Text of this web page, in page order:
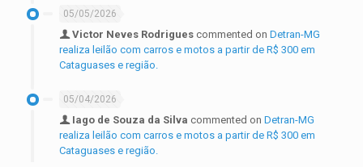
05/05/2026
Victor Neves Rodrigues commented on Detran-MG
realiza leilão com carros e motos a partir de R$ 300 em
Cataguases e região.
05/04/2026
Iago de Souza da Silva commented on Detran-MG
realiza leilão com carros e motos a partir de R$ 300 em
Cataguases e região.